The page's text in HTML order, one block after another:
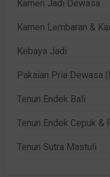
Kamen Jadi Dewasa
Kamen Lembaran &
Kebaya Jadi
Pakaian Pria Dewasa
Tenun Endek Bali
Tenun Endek Cepuk &
Tenun Sutra Mastuli